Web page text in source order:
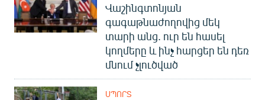
Վաշինգտոնյան
գագաթնաժողովից մեկ
տարի անց. ուր են հասել
կողմերը և ինչ հարցեր են դեռ
մնում չլուծված
ՍՊՈՐՏ